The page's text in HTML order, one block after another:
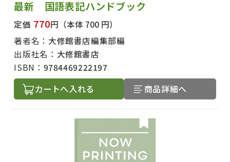
最新 国語表記ハンドブック
定価 770円 （本体 700 円）
著者名： 大修館書店編集部編
出版社名： 大修館書店
ISBN： 9784469222197
カートへ入れる 商品詳細へ